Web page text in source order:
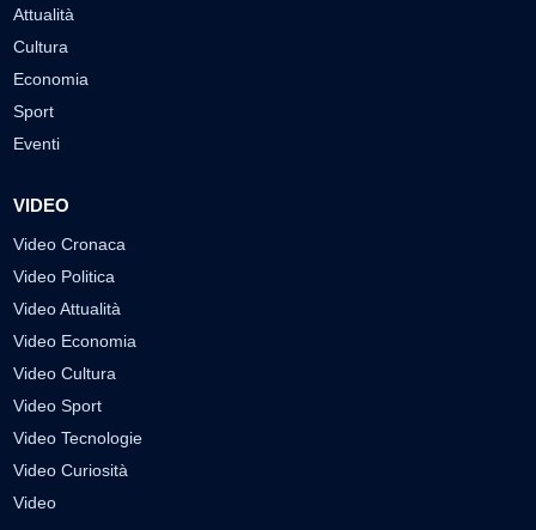
Attualità
Cultura
Economia
Sport
Eventi
VIDEO
Video Cronaca
Video Politica
Video Attualità
Video Economia
Video Cultura
Video Sport
Video Tecnologie
Video Curiosità
Video